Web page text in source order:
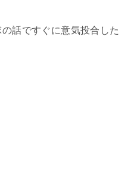
話ですぐに意気投合した